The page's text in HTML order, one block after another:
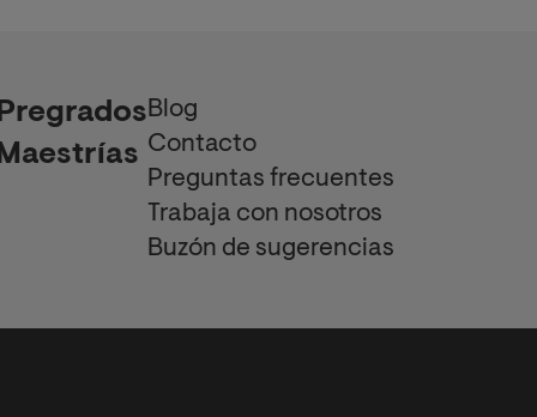
Blog
Contacto
Preguntas frecuentes
Trabaja con nosotros
Buzón de sugerencias